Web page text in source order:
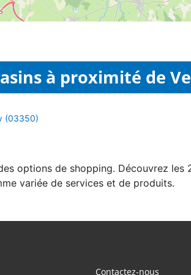
à proximité de
(03350)
options de shopping. Découvrez
variée de services et de produits.
Contactez-nous